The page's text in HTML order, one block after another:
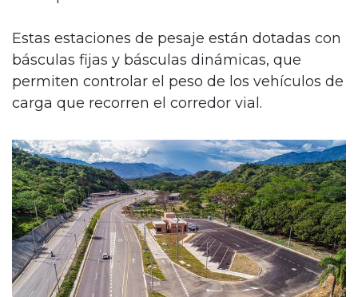
Estas estaciones de pesaje están dotadas con
básculas fijas y básculas dinámicas, que
permiten controlar el peso de los vehículos de
carga que recorren el corredor vial.